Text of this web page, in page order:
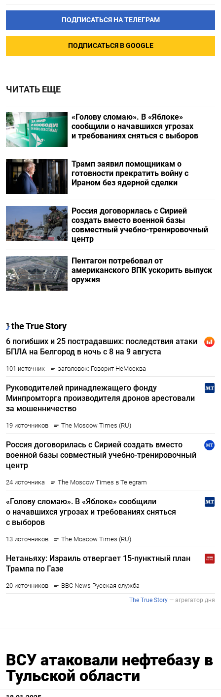
ПОДПИСАТЬСЯ НА ТЕЛЕГРАМ
ПОДПИСАТЬСЯ В GOOGLE
ЧИТАТЬ ЕЩЕ
«Голову сломаю». В «Яблоке»
сообщили о начавшихся угрозах
и требованиях сняться с выборов
Трамп заявил помощникам о
готовности прекратить войну с
Ираном без ядерной сделки
Россия договорилась с Сирией
создать вместо военной базы
совместный учебно-тренировочный
центр
Пентагон потребовал от
американского ВПК ускорить выпуск
оружия
ВСУ атаковали нефтебазу в
Тульской области